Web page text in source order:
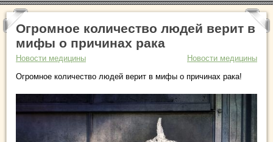
Огромное количество людей верит в
мифы о причинах рака
Новости медицины
Новости медицины
Огромное количество людей верит в мифы о причинах рака!